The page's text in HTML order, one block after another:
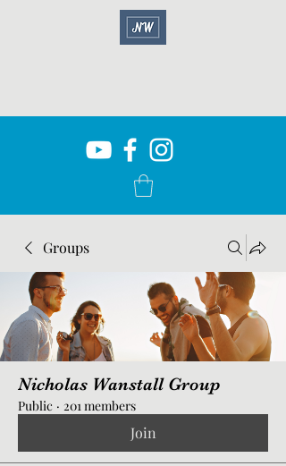
Groups
Nicholas Wanstall Group
Public · 201 members
Join